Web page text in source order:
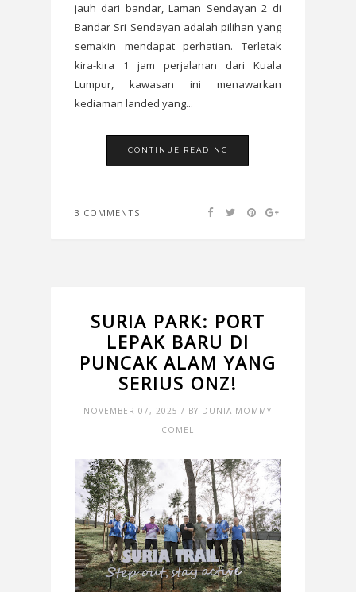
jauh dari bandar, Laman Sendayan 2 di
Bandar Sri Sendayan adalah pilihan yang
semakin mendapat perhatian. Terletak
kira-kira 1 jam perjalanan dari Kuala
Lumpur, kawasan ini menawarkan
kediaman landed yang...
CONTINUE READING
3 COMMENTS
SURIA PARK: PORT
LEPAK BARU DI
PUNCAK ALAM YANG
SERIUS ONZ!
NOVEMBER 07, 2025 / BY DUNIA MOMMY
COMEL